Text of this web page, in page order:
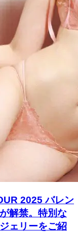
2025 バレン
解禁。特別な
ェリーをご紹